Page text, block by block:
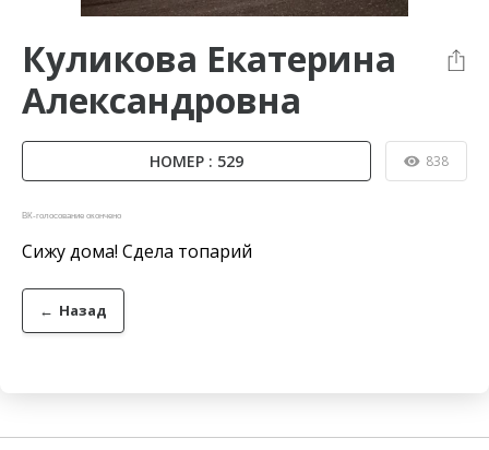
Куликова Екатерина
Александровна
НОМЕР : 529 838
ВК-голосование окончено
Сижу дома! Сдела топарий
← Назад